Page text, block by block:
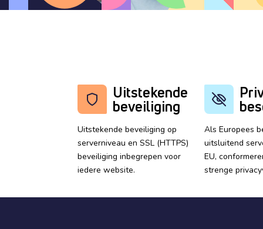
Uitstekende
beveiliging
Uitstekende beveiliging op
serverniveau en SSL (HTTPS)
beveiliging inbegrepen voor
iedere website.
Als Europees
uitsluitend
EU,
strenge